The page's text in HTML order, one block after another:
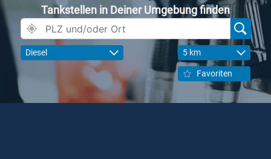
Tankstellen in Deiner Umgebung finden
Diesel 5 km
Favoriten